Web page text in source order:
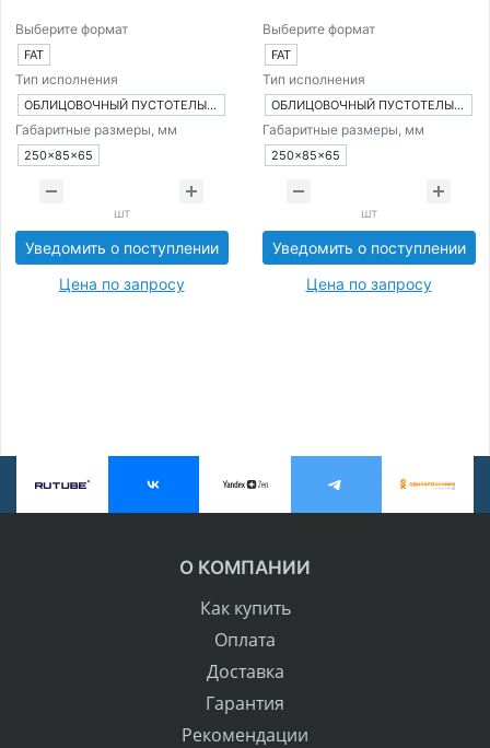
Выберите формат
FAT
Тип исполнения
ОБЛИЦОВОЧНЫЙ ПУСТОТЕЛЫЙ КИРПИЧ
Габаритные размеры, мм
250×85×65
шт
Уведомить о поступлении
Цена по запросу
Выберите формат
FAT
Тип исполнения
ОБЛИЦОВОЧНЫЙ ПУСТОТЕЛЫЙ КИРПИЧ
Габаритные размеры, мм
250×85×65
шт
Уведомить о поступлении
Цена по запросу
О КОМПАНИИ
Как купить
Оплата
Доставка
Гарантия
Рекомендации